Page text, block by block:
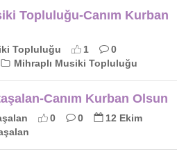
Topluluğu-Canım Kurban
Topluluğu 1
0
Mihraplı Musiki Topluluğu
Canım Kurban Olsun
0 0
12 Ekim